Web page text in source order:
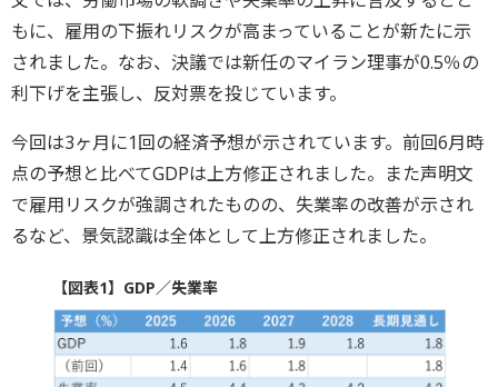
もに、雇用の下振れリスクが高まっていることが新たに示
されました。なお、決議では新任のマイラン理事が0.5％の
利下げを主張し、反対票を投じています。
今回は3ヶ月に1回の経済予想が示されています。前回6月時
点の予想と比べてGDPは上方修正されました。また声明文
で雇用リスクが強調されたものの、失業率の改善が示され
るなど、景気認識は全体として上方修正されました。
【図表1】GDP／失業率